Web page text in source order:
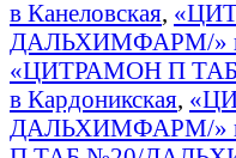
в Канеловская,
ДАЛЬХИМФАРМ/» в
«ЦИТРАМОН П
в Кардоникская,
ДАЛЬХИМФАРМ/» в